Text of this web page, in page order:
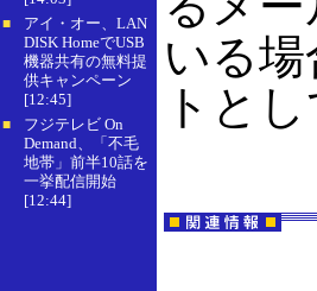
■
アイ・オー、LAN
DISK HomeでUSB
機器共有の無料提
供キャンペーン
[12:45]
■
フジテレビ On
Demand、「不毛
地帯」前半10話を
一挙配信開始
[12:44]
いる
トと